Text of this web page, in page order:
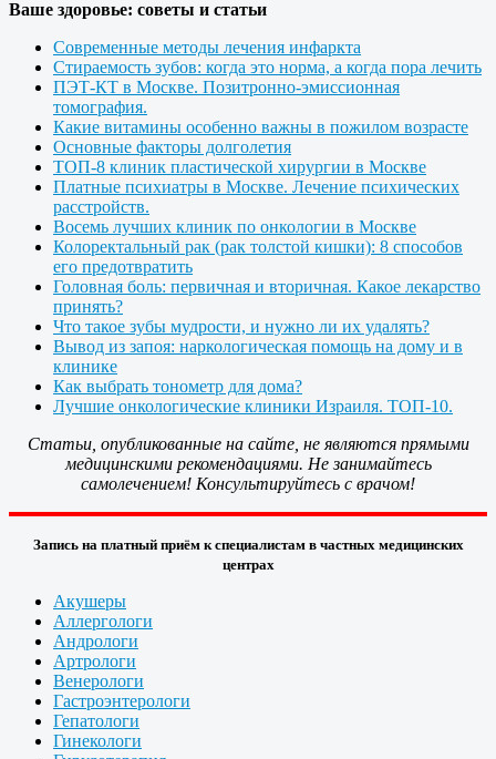
Ваше здоровье: советы и статьи
Современные методы лечения инфаркта
Стираемость зубов: когда это норма, а когда пора лечить
ПЭТ-КТ в Москве. Позитронно-эмиссионная
томография.
Какие витамины особенно важны в пожилом возрасте
Основные факторы долголетия
ТОП-8 клиник пластической хирургии в Москве
Платные психиатры в Москве. Лечение психических
расстройств.
Восемь лучших клиник по онкологии в Москве
Колоректальный рак (рак толстой кишки): 8 способов
его предотвратить
Головная боль: первичная и вторичная. Какое лекарство
принять?
Что такое зубы мудрости, и нужно ли их удалять?
Вывод из запоя: наркологическая помощь на дому и в
клинике
Как выбрать тонометр для дома?
Лучшие онкологические клиники Израиля. ТОП-10.
Статьи, опубликованные на сайте, не являются прямыми
медицинскими рекомендациями. Не занимайтесь
самолечением! Консультируйтесь с врачом!
Запись на платный приём к специалистам в частных медицинских
центрах
Акушеры
Аллергологи
Андрологи
Артрологи
Венерологи
Гастроэнтерологи
Гепатологи
Гинекологи